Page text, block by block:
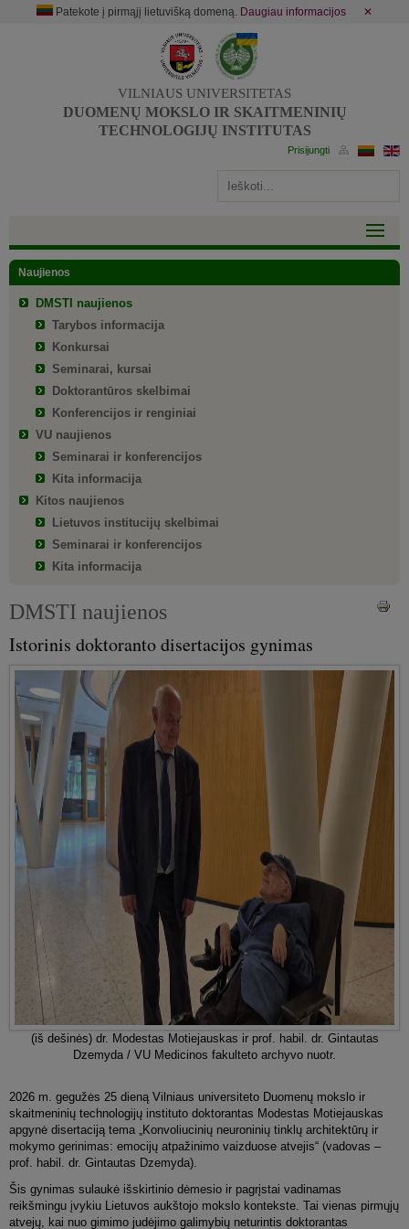
Patekote į pirmąjį lietuvišką domeną. Daugiau informacijos ✕
VILNIAUS UNIVERSITETAS
DUOMENŲ MOKSLO IR SKAITMENINIŲ
TECHNOLOGIJŲ INSTITUTAS
Naujienos
DMSTI naujienos
Tarybos informacija
Konkursai
Seminarai, kursai
Doktorantūros skelbimai
Konferencijos ir renginiai
VU naujienos
Seminarai ir konferencijos
Kita informacija
Kitos naujienos
Lietuvos institucijų skelbimai
Seminarai ir konferencijos
Kita informacija
DMSTI naujienos
Istorinis doktoranto disertacijos gynimas
(iš dešinės) dr. Modestas Motiejauskas ir prof. habil. dr. Gintautas
Dzemyda / VU Medicinos fakulteto archyvo nuotr.
2026 m. gegužės 25 dieną Vilniaus universiteto Duomenų mokslo ir
skaitmeninių technologijų instituto doktorantas Modestas Motiejauskas
apgynė disertaciją tema „Konvoliucinių neuroninių tinklų architektūrų ir
mokymo gerinimas: emocijų atpažinimo vaizduose atvejis“ (vadovas –
prof. habil. dr. Gintautas Dzemyda).
Šis gynimas sulaukė išskirtinio dėmesio ir pagrįstai vadinamas
reikšmingu įvykiu Lietuvos aukštojo mokslo kontekste. Tai vienas pirmųjų
atvejų, kai nuo gimimo judėjimo galimybių neturintis doktorantas